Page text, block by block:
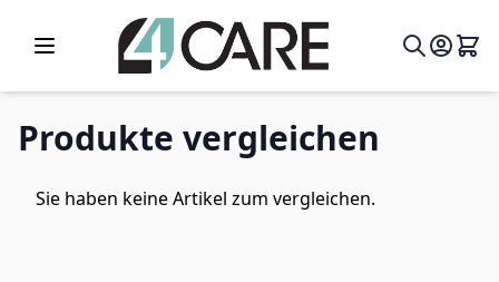
Zum Inhalt springen
Produkte vergleichen
Sie haben keine Artikel zum vergleichen.